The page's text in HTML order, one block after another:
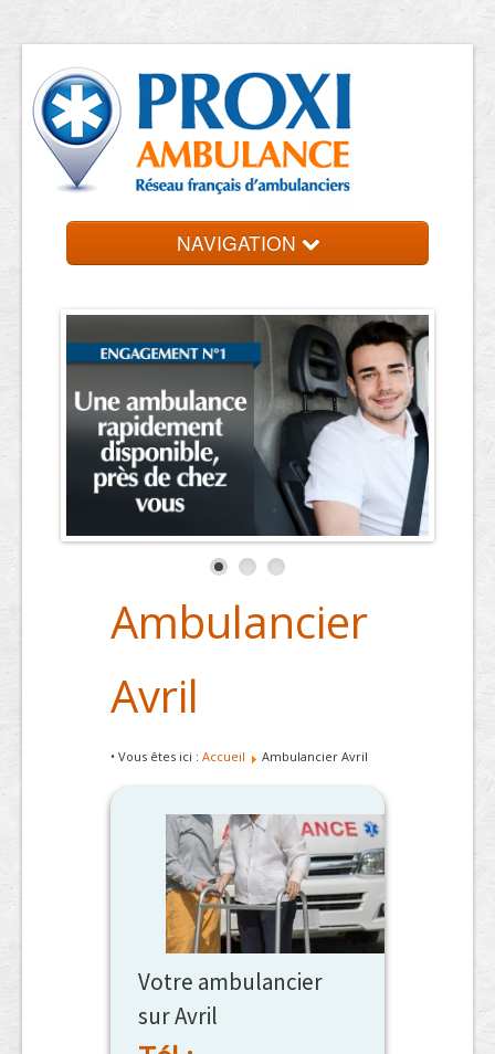
NAVIGATION
Ambulancier
Avril
• Vous êtes ici : Accueil Ambulancier Avril
Votre ambulancier
sur Avril